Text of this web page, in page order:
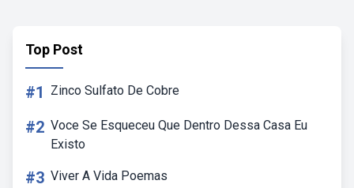
Top Post
#1 Zinco Sulfato De Cobre
#2 Voce Se Esqueceu Que Dentro Dessa Casa Eu
Existo
#3 Viver A Vida Poemas